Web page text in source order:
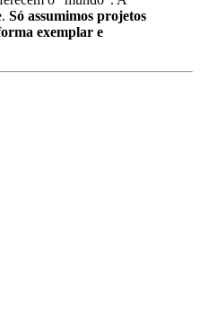
Só assumimos projetos
exemplar e